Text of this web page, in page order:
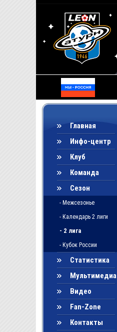
Главная
Инфо-центр
Клуб
Команда
Сезон
- Межсезонье
- Календарь 2 лиги
- 2 лига
- Кубок России
Статистика
Мультимедиа
Видео
Fan-Zone
Контакты